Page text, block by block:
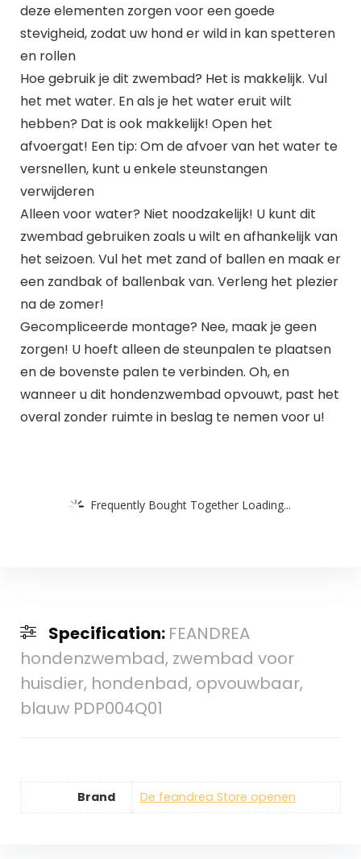
deze elementen zorgen voor een goede
stevigheid, zodat uw hond er wild in kan spetteren
en rollen
Hoe gebruik je dit zwembad? Het is makkelijk. Vul
het met water. En als je het water eruit wilt
hebben? Dat is ook makkelijk! Open het
afvoergat! Een tip: Om de afvoer van het water te
versnellen, kunt u enkele steunstangen
verwijderen
Alleen voor water? Niet noodzakelijk! U kunt dit
zwembad gebruiken zoals u wilt en afhankelijk van
het seizoen. Vul het met zand of ballen en maak er
een zandbak of ballenbak van. Verleng het plezier
na de zomer!
Gecompliceerde montage? Nee, maak je geen
zorgen! U hoeft alleen de steunpalen te plaatsen
en de bovenste palen te verbinden. Oh, en
wanneer u dit hondenzwembad opvouwt, past het
overal zonder ruimte in beslag te nemen voor u!
Frequently Bought Together Loading...
Specification: FEANDREA
hondenzwembad, zwembad voor
huisdier, hondenbad, opvouwbaar,
blauw PDP004Q01
Brand De feandrea Store openen